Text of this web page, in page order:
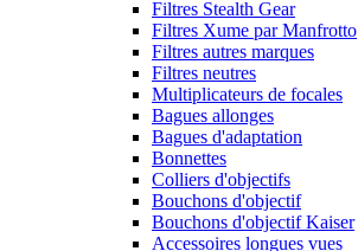
Filtres Stealth Gear
Filtres Xume par Manfrotto
Filtres autres marques
Filtres neutres
Multiplicateurs de focales
Bagues allonges
Bagues d'adaptation
Bonnettes
Colliers d'objectifs
Bouchons d'objectif
Bouchons d'objectif Kaiser
Accessoires longues vues